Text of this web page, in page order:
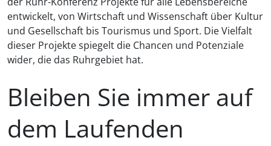
entwickelt, von Wirtschaft und Wissenschaft über Kultur
und Gesellschaft bis Tourismus und Sport. Die Vielfalt
dieser Projekte spiegelt die Chancen und Potenziale
wider, die das Ruhrgebiet hat.
Bleiben Sie immer auf
dem Laufenden